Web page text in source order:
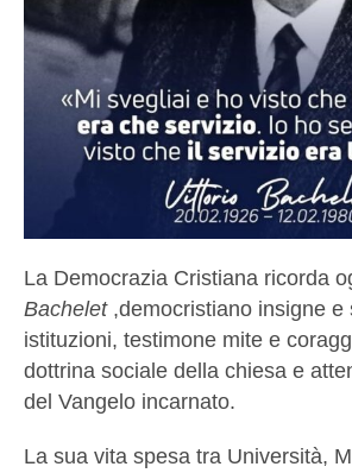
La Democrazia Cristiana ricorda
Bachelet,democristiano insigne e
istituzioni, testimone mite e
dottrina sociale della chiesa e
del Vangelo incarnato.
La sua vita spesa tra Università,